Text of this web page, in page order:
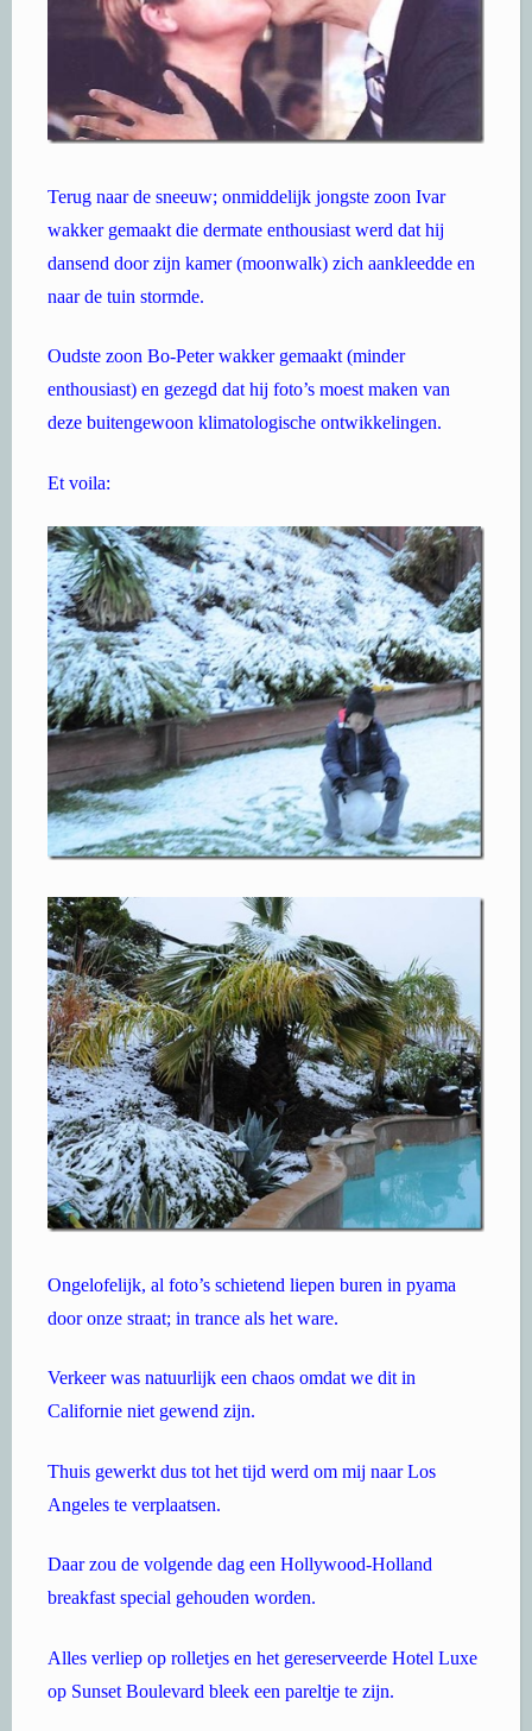
Terug naar de sneeuw; onmiddelijk jongste zoon Ivar
wakker gemaakt die dermate enthousiast werd dat hij
dansend door zijn kamer (moonwalk) zich aankleedde en
naar de tuin stormde.
Oudste zoon Bo-Peter wakker gemaakt (minder
enthousiast) en gezegd dat hij foto’s moest maken van
deze buitengewoon klimatologische ontwikkelingen.
Et voila:
Ongelofelijk, al foto’s schietend liepen buren in pyama
door onze straat; in trance als het ware.
Verkeer was natuurlijk een chaos omdat we dit in
Californie niet gewend zijn.
Thuis gewerkt dus tot het tijd werd om mij naar Los
Angeles te verplaatsen.
Daar zou de volgende dag een Hollywood-Holland
breakfast special gehouden worden.
Alles verliep op rolletjes en het gereserveerde Hotel Luxe
op Sunset Boulevard bleek een pareltje te zijn.